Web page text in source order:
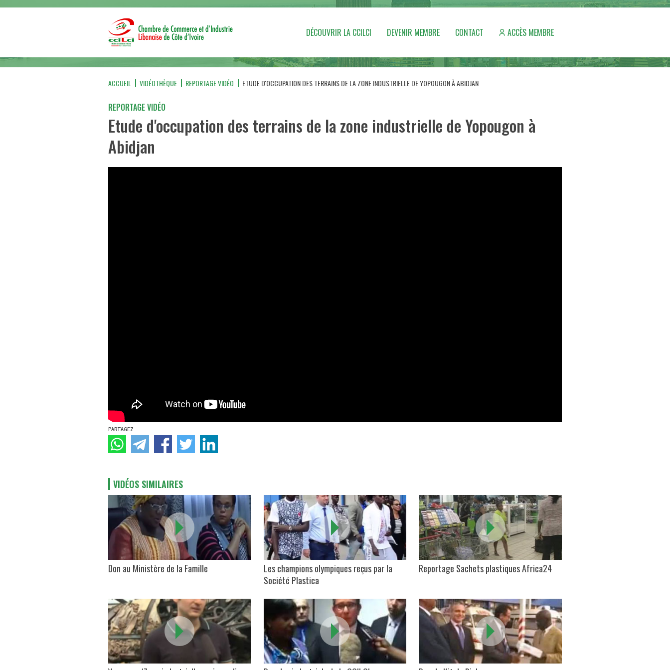
DÉCOUVRIR LA CCILCI DEVENIR MEMBRE CONTACT ACCÈS MEMBRE
ACCUEIL VIDÉOTHÈQUE REPORTAGE VIDÉO ETUDE D'OCCUPATION DES TERRAINS DE LA ZONE INDUSTRIELLE DE YOPOUGON À ABIDJAN
REPORTAGE VIDÉO
Etude d'occupation des terrains de la zone industrielle de Yopougon à
Abidjan
PARTAGEZ
VIDÉOS SIMILAIRES
Don au Ministère de la Famille
Les champions olympiques reçus par la
Société Plastica
Reportage Sachets plastiques Africa24